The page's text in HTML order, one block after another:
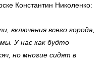
Константин Николенко:
включения всего города,
У нас как будто
но многие сидят в